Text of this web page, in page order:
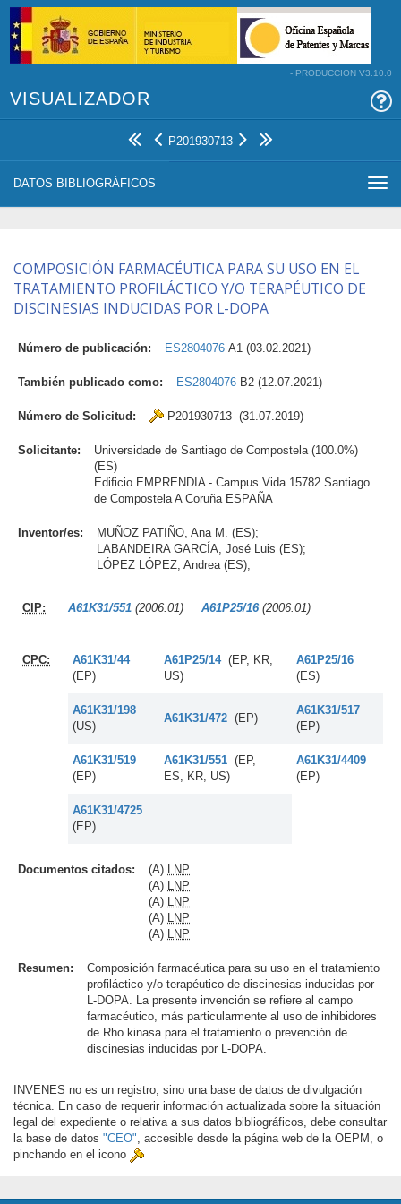
VISUALIZADOR
- PRODUCCION V3.10.0
P201930713
DATOS BIBLIOGRÁFICOS
COMPOSICIÓN FARMACÉUTICA PARA SU USO EN EL
TRATAMIENTO PROFILÁCTICO Y/O TERAPÉUTICO DE
DISCINESIAS INDUCIDAS POR L-DOPA
Número de publicación: ES2804076 A1 (03.02.2021)
También publicado como: ES2804076 B2 (12.07.2021)
Número de Solicitud: P201930713 (31.07.2019)
Solicitante:
Universidade de Santiago de Compostela (100.0%)
(ES)
Edificio EMPRENDIA - Campus Vida 15782 Santiago
de Compostela A Coruña ESPAÑA
Inventor/es:
MUÑOZ PATIÑO, Ana M. (ES);
LABANDEIRA GARCÍA, José Luis (ES);
LÓPEZ LÓPEZ, Andrea (ES);
CIP: A61K31/551 (2006.01) A61P25/16 (2006.01)
CPC:
A61K31/44
(EP)
A61P25/14 (EP, KR,
US)
A61P25/16
(ES)
A61K31/198
(US)
A61K31/472 (EP)
A61K31/517
(EP)
A61K31/519
(EP)
A61K31/551 (EP,
ES, KR, US)
A61K31/4409
(EP)
A61K31/4725
(EP)
Documentos citados: (A) LNP
(A) LNP
(A) LNP
(A) LNP
(A) LNP
Resumen:
Composición farmacéutica para su uso en el tratamiento
profiláctico y/o terapéutico de discinesias inducidas por
L-DOPA. La presente invención se refiere al campo
farmacéutico, más particularmente al uso de inhibidores
de Rho kinasa para el tratamiento o prevención de
discinesias inducidas por L-DOPA.
INVENES no es un registro, sino una base de datos de divulgación
técnica. En caso de requerir información actualizada sobre la situación
legal del expediente o relativa a sus datos bibliográficos, debe consultar
la base de datos "CEO", accesible desde la página web de la OEPM, o
pinchando en el icono